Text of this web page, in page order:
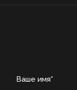
Ваше имя